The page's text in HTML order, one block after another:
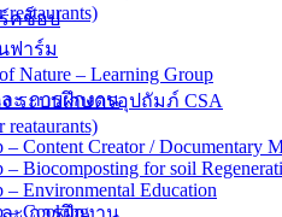
คช็อป
ฟาร์ม
Nature – Learning Group
ระบบเกษตรอุปถัมภ์ CSA
reataurants)
ะ การฝึกงาน
reataurants)
ะ การฝึกงาน
– Content Creator / Documentary
– Biocomposting for soil
– Environmental Education
– Cooking